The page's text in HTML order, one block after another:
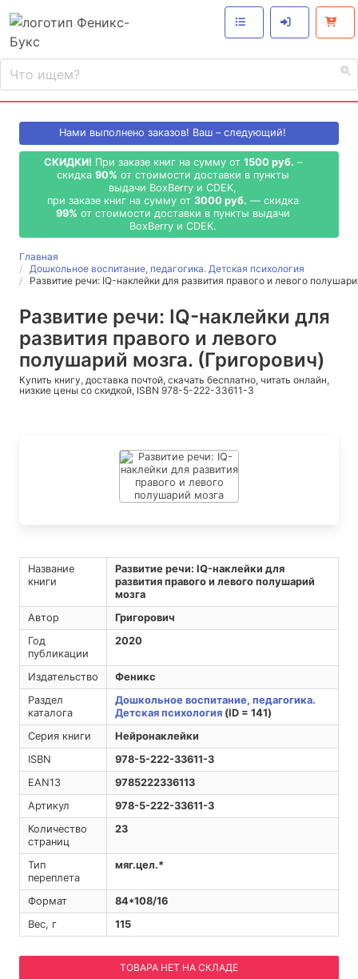
Нами выполнено заказов! Ваш – следующий!
СКИДКИ! При заказе книг на сумму от 1500 руб. –
скидка 90% от стоимости доставки в пункты
выдачи BoxBerry и CDEK,
при заказе книг на сумму от 3000 руб. — скидка
99% от стоимости доставки в пункты выдачи
BoxBerry и CDEK.
Главная
Дошкольное воспитание, педагогика. Детская психология
Развитие речи: IQ-наклейки для развития правого и левого
Развитие речи: IQ-наклейки для
развития правого и левого
полушарий мозга. (Григорович)
Купить книгу, доставка почтой, скачать бесплатно, читать онлайн,
низкие цены со скидкой, ISBN 978-5-222-33611-3
Название
книги
Развитие речи: IQ-наклейки для
развития правого и левого полушарий
мозга
Автор
Григорович
Год
публикации
2020
Издательство
Феникс
Раздел
каталога
Дошкольное воспитание, педагогика.
Детская психология(ID = 141)
Серия книги
Нейронаклейки
ISBN
978-5-222-33611-3
EAN13
9785222336113
Артикул
978-5-222-33611-3
Количество
страниц
23
Тип
переплета
мяг.цел.*
Формат
84*108/16
Вес, г
115
ТОВАРА НЕТ НА СКЛАДЕ